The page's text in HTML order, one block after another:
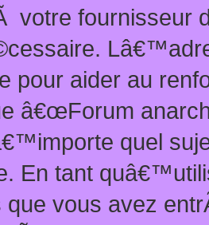
votre fournisseur
pour aider au
â€œForum
quel
En tant
que vous avez